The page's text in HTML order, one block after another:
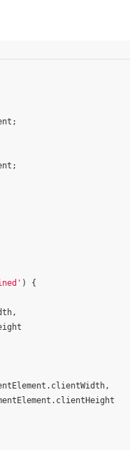
;
;
) {
,
. clientWidth,
. clientHeight